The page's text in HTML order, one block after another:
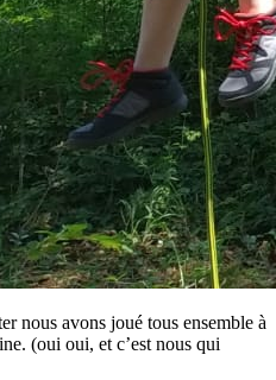
nous avons joué tous ensemble à
(oui oui, et c’est nous qui